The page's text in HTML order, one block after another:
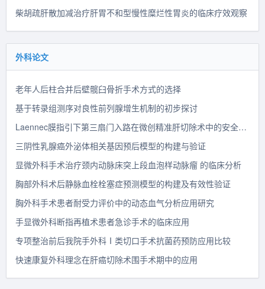
柴胡疏肝散加减治疗肝胃不和型慢性糜烂性胃炎的临床疗效观察
外科论文
老年人后柱合并后壁髋臼骨折手术方式的选择
基于转录组测序对良性前列腺增生机制的初步探讨
Laennec膜指引下第三扇门入路在微创精准肝切除术中的安全性及有效性分析
三阴性乳腺癌外泌体相关基因预后模型的构建与验证
显微外科手术治疗颈内动脉床突上段血泡样动脉瘤 的临床分析
胸部外科术后静脉血栓栓塞症预测模型的构建及有效性验证
胸外科手术患者耐受力评价中的动态血气分析应用研究
手显微外科断指再植术患者急诊手术的临床应用
专项整治前后我院手外科Ⅰ类切口手术抗菌药预防应用比较
快速康复外科理念在肝癌切除术围手术期中的应用